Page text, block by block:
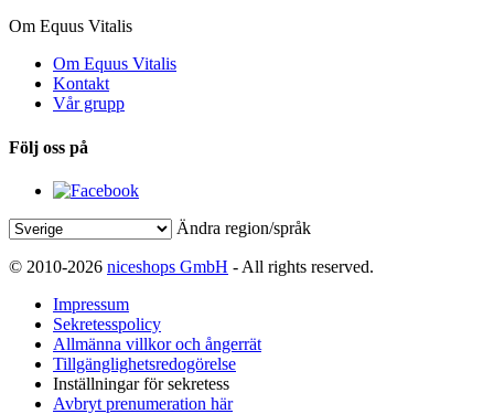
Om Equus Vitalis
Om Equus Vitalis
Kontakt
Vår grupp
Följ oss på
Ändra region/språk
© 2010-2026 niceshops GmbH - All rights reserved.
Impressum
Sekretesspolicy
Allmänna villkor och ångerrät
Tillgänglighetsredogörelse
Inställningar för sekretess
Avbryt prenumeration här